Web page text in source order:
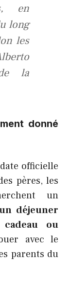
en
long
les
la
donné
officielle
pères, les
un
déjeuner
ou
avec le
parents du